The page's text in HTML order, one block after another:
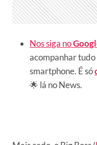
Nos siga no
acompanhar
smartphone. É só
🌟 lá no News.